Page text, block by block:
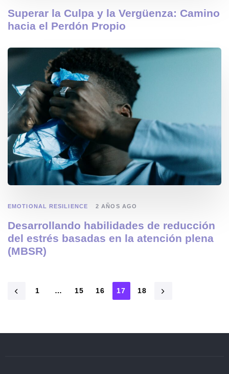
Superar la Culpa y la Vergüenza: Camino
hacia el Perdón Propio
EMOTIONAL RESILIENCE 2 AÑOS AGO
Desarrollando habilidades de reducción
del estrés basadas en la atención plena
(MBSR)
1 … 15 16 17 18